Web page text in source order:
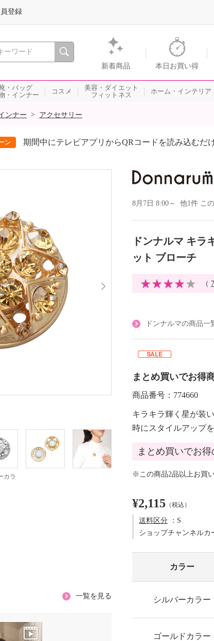
どる、瞬間を。通販・テレビショッピングのショップチャンネル
新着商品 本日お買い得
登録
・バッグ
・インナー
コスメ
美容・ダイエット
フィットネス
ホーム・インテリア
ンナー > アクセサリー
ン 期間中にテレビアプリからQRコードを読み込むだ
カラ
一覧を見る
8月7日 8:00～ 他1件 こ
ドンナルマ キラ
ット ブローチ
（
ドンナルマの商品一
まとめ買いでお得
商品番号：774660
キラキラ輝く星が装
時にスタイルアップ
まとめ買いでお得
※この商品2品以上お買
¥2,115 （税込）
送料区分 ：S
ショップチャンネルカ
カラー
シルバーカラー
ゴールドカラー